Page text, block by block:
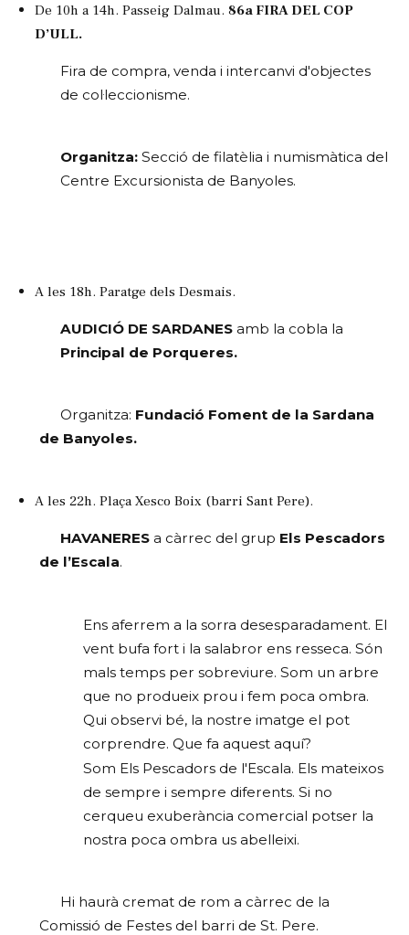
De 10h a 14h. Passeig Dalmau. 86a FIRA DEL COP
D’ULL.
Fira de compra, venda i intercanvi d'objectes
de col·leccionisme.
Organitza: Secció de filatèlia i numismàtica del
Centre Excursionista de Banyoles.
A les 18h. Paratge dels Desmais.
AUDICIÓ DE SARDANES amb la cobla la
Principal de Porqueres.
Organitza: Fundació Foment de la Sardana
de Banyoles.
A les 22h. Plaça Xesco Boix (barri Sant Pere).
HAVANERES a càrrec del grup Els Pescadors
de l’Escala.
Ens aferrem a la sorra desesparadament. El
vent bufa fort i la salabror ens resseca. Són
mals temps per sobreviure. Som un arbre
que no produeix prou i fem poca ombra.
Qui observi bé, la nostre imatge el pot
corprendre. Que fa aquest aquí?
Som Els Pescadors de l'Escala. Els mateixos
de sempre i sempre diferents. Si no
cerqueu exuberància comercial potser la
nostra poca ombra us abelleixi.
Hi haurà cremat de rom a càrrec de la
Comissió de Festes del barri de St. Pere.